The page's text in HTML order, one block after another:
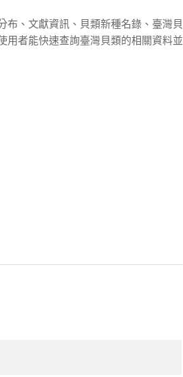
布、文獻資訊、貝類新種名錄、臺灣貝
用者能快速查詢臺灣貝類的相關資料並